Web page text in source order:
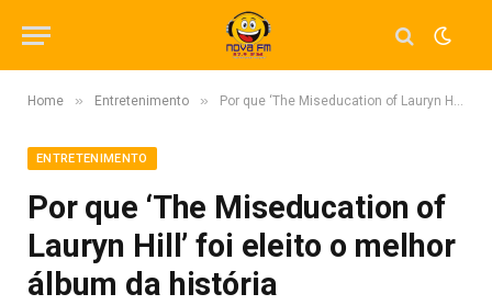
Home » Entretenimento » Por que ‘The Miseducation of Lauryn Hill’ foi eleito o melhor álbum da história
ENTRETENIMENTO
Por que ‘The Miseducation of
Lauryn Hill’ foi eleito o melhor
álbum da história